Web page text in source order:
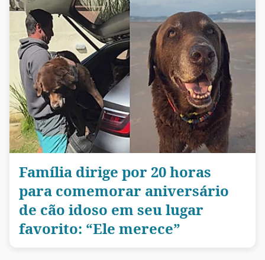
Família dirige por 20 horas
para comemorar aniversário
de cão idoso em seu lugar
favorito: “Ele merece”